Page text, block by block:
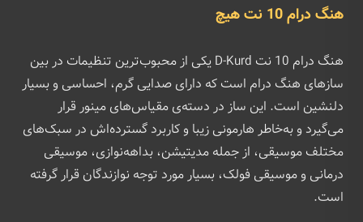
هنگ درام 10 نت هیچ
هنگ درام 10 نت D-Kurd یکی از محبوب‌ترین تنظیمات در بین
سازهای هنگ درام است که دارای صدایی گرم، احساسی و بسیار
دلنشین است. این ساز در دسته‌ی مقیاس‌های مینور قرار
می‌گیرد و به‌خاطر هارمونی زیبا و کاربرد گسترده‌اش در سبک‌های
مختلف موسیقی، از جمله مدیتیشن، بداهه‌نوازی، موسیقی
درمانی و موسیقی فولک، بسیار مورد توجه نوازندگان قرار گرفته
است.